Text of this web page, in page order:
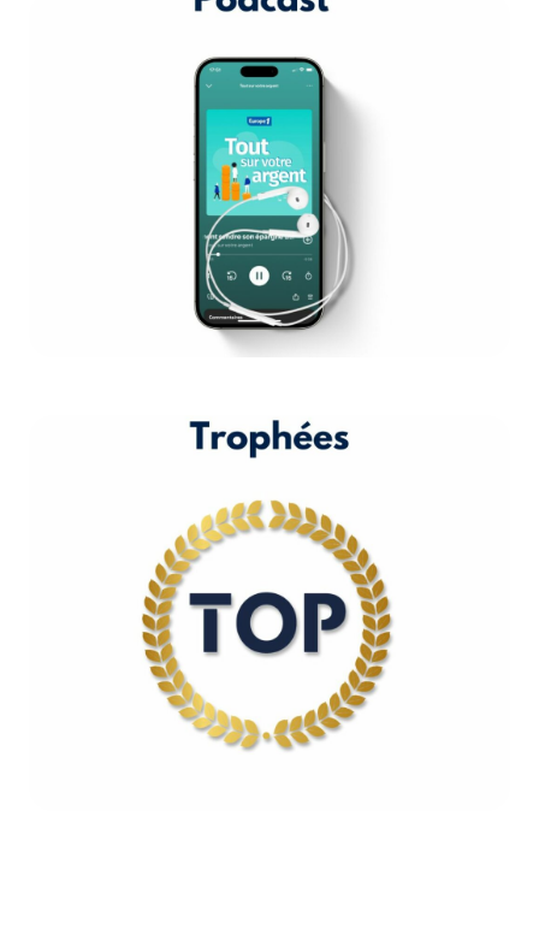
Podcast
« Tout Sur Votre Argent » : le podcast
qui parle Cash ! Bourse, immobilier
locatif, assurance, impôts...
DÉCOUVRIR LE PODCAST
Trophées TOP
Système de notation et de
récompenses des acteurs de l’épargne
: Assurance Vie, SCPI, Fonds
Immobiliers, PER, Bourse
DÉCOUVRIR